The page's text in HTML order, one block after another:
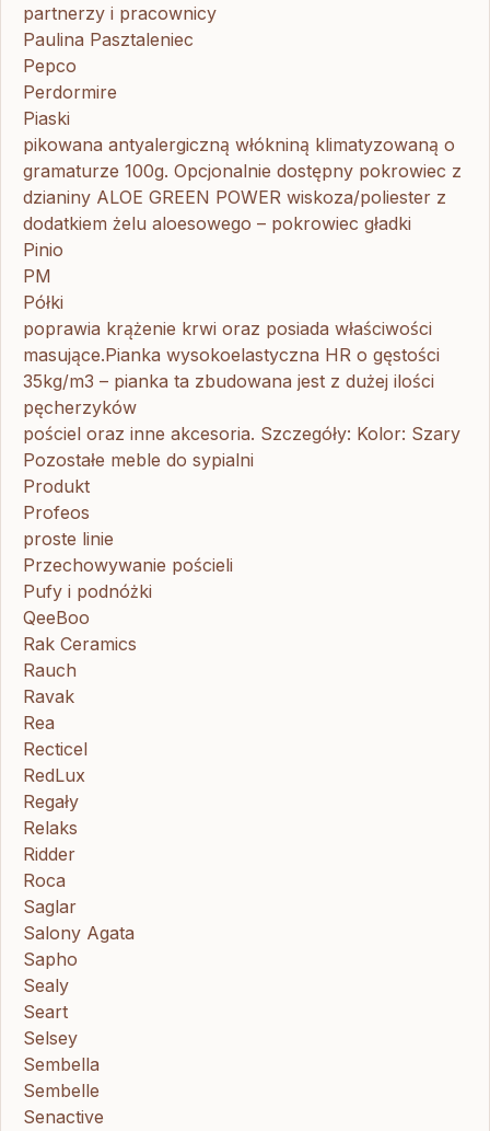
partnerzy i pracownicy
Paulina Pasztaleniec
Pepco
Perdormire
Piaski
pikowana antyalergiczną włókniną klimatyzowaną o
gramaturze 100g. Opcjonalnie dostępny pokrowiec z
dzianiny ALOE GREEN POWER wiskoza/poliester z
dodatkiem żelu aloesowego – pokrowiec gładki
Pinio
PM
Półki
poprawia krążenie krwi oraz posiada właściwości
masujące.Pianka wysokoelastyczna HR o gęstości
35kg/m3 – pianka ta zbudowana jest z dużej ilości
pęcherzyków
pościel oraz inne akcesoria. Szczegóły: Kolor: Szary
Pozostałe meble do sypialni
Produkt
Profeos
proste linie
Przechowywanie pościeli
Pufy i podnóżki
QeeBoo
Rak Ceramics
Rauch
Ravak
Rea
Recticel
RedLux
Regały
Relaks
Ridder
Roca
Saglar
Salony Agata
Sapho
Sealy
Seart
Selsey
Sembella
Sembelle
Senactive